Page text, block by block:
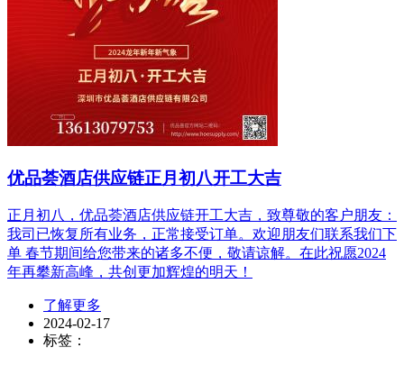
优品荟酒店供应链正月初八开工大吉
正月初八，优品荟酒店供应链开工大吉，致尊敬的客户朋友：
我司已恢复所有业务，正常接受订单。欢迎朋友们联系我们下
单 春节期间给您带来的诸多不便，敬请谅解。在此祝愿2024
年再攀新高峰，共创更加辉煌的明天！
了解更多
2024-02-17
标签：